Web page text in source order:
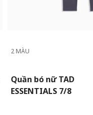
2 MÀU
Quần bó nữ TAD
ESSENTIALS 7/8